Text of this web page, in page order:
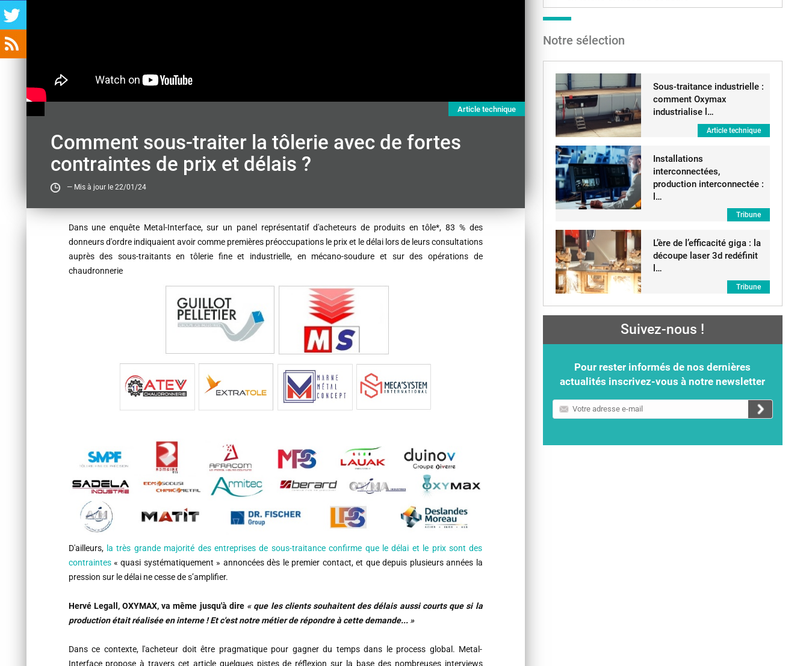
Article technique
Comment sous-traiter la tôlerie avec de fortes
contraintes de prix et délais ?
— Mis à jour le 22/01/24
Contenu
Dans une enquête Metal-Interface, sur un panel représentatif d'acheteurs de produits en tôle*, 83 % des
donneurs d'ordre indiquaient avoir comme premières préoccupations le prix et le délai lors de leurs consultations
auprès des sous-traitants en tôlerie fine et industrielle, en mécano-soudure et sur des opérations de
chaudronnerie
D'ailleurs,la très grande majorité des entreprises de sous-traitance confirme que le délai et le prix sont des
contraintes« quasi systématiquement » annoncées dès le premier contact, et que depuis plusieurs années la
pression sur le délai ne cesse de s’amplifier.
Hervé Legall, OXYMAX, va même jusqu'à dire « que les clients souhaitent des délais aussi courts que si la
production était réalisée en interne ! Et c'est notre métier de répondre à cette demande... »
Dans ce contexte, l'acheteur doit être pragmatique pour gagner du temps dans le process global. Metal-
Interface propose à travers cet article quelques pistes de réflexion sur la base des nombreuses interviews
Notre sélection
Sous-traitance industrielle :
comment Oxymax
industrialise l…
Article technique
Installations
interconnectées,
production interconnectée :
l…
Tribune
L’ère de l’efficacité giga : la
découpe laser 3d redéfinit
l…
Tribune
Suivez-nous !
Pour rester informés de nos dernières
actualités inscrivez-vous à notre newsletter
Votre
adresse